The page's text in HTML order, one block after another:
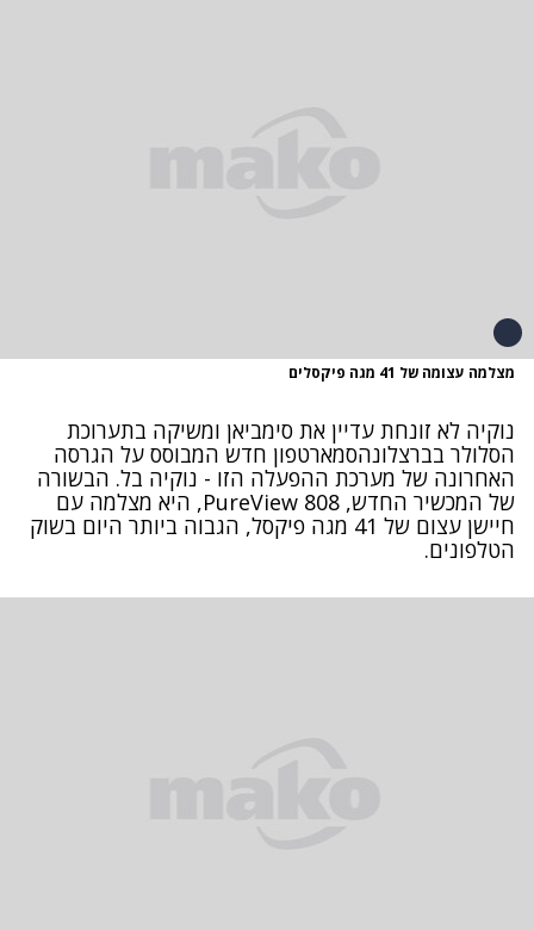
מצלמה עצומה של 41 מגה פיקסלים
נוקיה לא זונחת עדיין את סימביאן ומשיקה ב תערוכת
הסלולר בברצלונהסמארטפון חדש המבוסס על הגרסה
האחרונה של מערכת ההפעלה הזו - נוקיה בל. הבשורה
של המכשיר החדש, PureView 808,
היא מצלמה עם
חיישן עצום של 41 מגה פיקסל, הגבוה ביותר היום בשוק
הטלפונים.